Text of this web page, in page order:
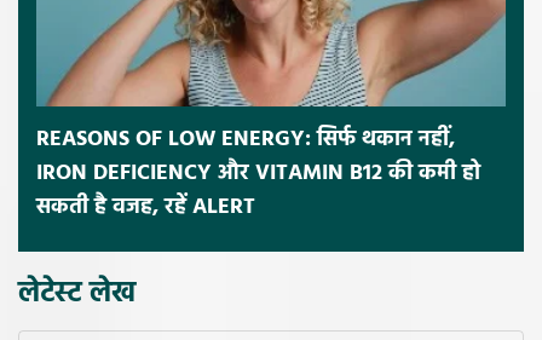
REASONS OF LOW ENERGY: सिर्फ थकान नहीं,
IRON DEFICIENCY और VITAMIN B12 की कमी हो
सकती है वजह, रहें ALERT
लेटेस्ट लेख